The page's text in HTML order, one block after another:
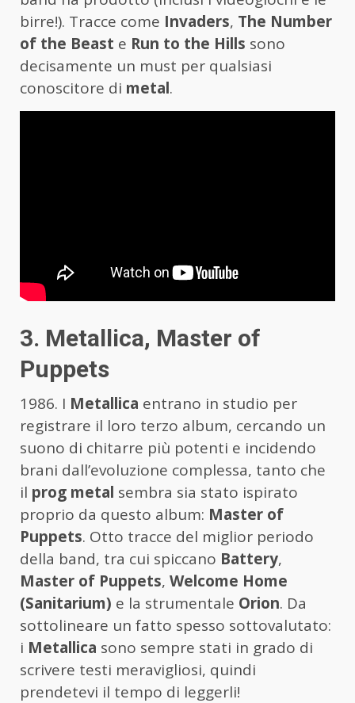
birre!). Tracce come Invaders, The Number
of the Beast e Run to the Hills sono
decisamente un must per qualsiasi
conoscitore di metal.
3. Metallica, Master of
Puppets
1986. I Metallica entrano in studio per
registrare il loro terzo album, cercando un
suono di chitarre più potenti e incidendo
brani dall’evoluzione complessa, tanto che
il prog metal sembra sia stato ispirato
proprio da questo album: Master of
Puppets. Otto tracce del miglior periodo
della band, tra cui spiccano Battery,
Master of Puppets, Welcome Home
(Sanitarium) e la strumentale Orion. Da
sottolineare un fatto spesso sottovalutato:
i Metallica sono sempre stati in grado di
scrivere testi meravigliosi, quindi
prendetevi il tempo di leggerli!